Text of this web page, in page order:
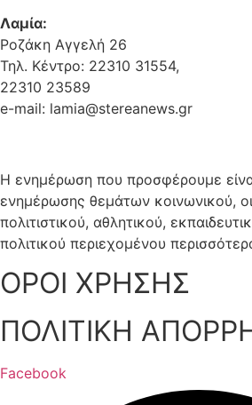
Λαμία:
Ροζάκη Αγγελή 26
Τηλ. Κέντρο: 22310 31554,
22310 23589
e-mail: lamia@stereanews.gr
Η ενημέρωση που προσφέρουμε
ενημέρωσης θεμάτων κοινωνικού,
πολιτιστικού, αθλητικού,
πολιτικού περιεχομένου
ΟΡΟΙ ΧΡΗΣΗΣ
ΠΟΛΙΤΙΚΗ
Facebook